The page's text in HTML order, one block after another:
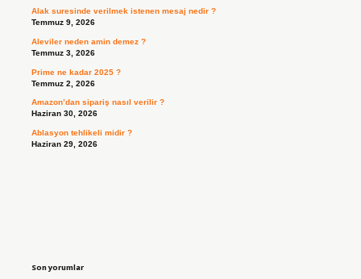
Alak suresinde verilmek istenen mesaj nedir ?
Temmuz 9, 2026
Aleviler neden amin demez ?
Temmuz 3, 2026
Prime ne kadar 2025 ?
Temmuz 2, 2026
Amazon’dan sipariş nasıl verilir ?
Haziran 30, 2026
Ablasyon tehlikeli midir ?
Haziran 29, 2026
Son yorumlar